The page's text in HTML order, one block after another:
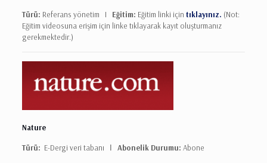
Türü: Referans yönetim I Eğitim: Eğitim linki için tıklayınız. (Not:
Eğitim videosuna erişim için linke tıklayarak kayıt oluşturmanız
gerekmektedir.)
Nature
Türü: E-Dergi veri tabanı Ι Abonelik Durumu: Abone